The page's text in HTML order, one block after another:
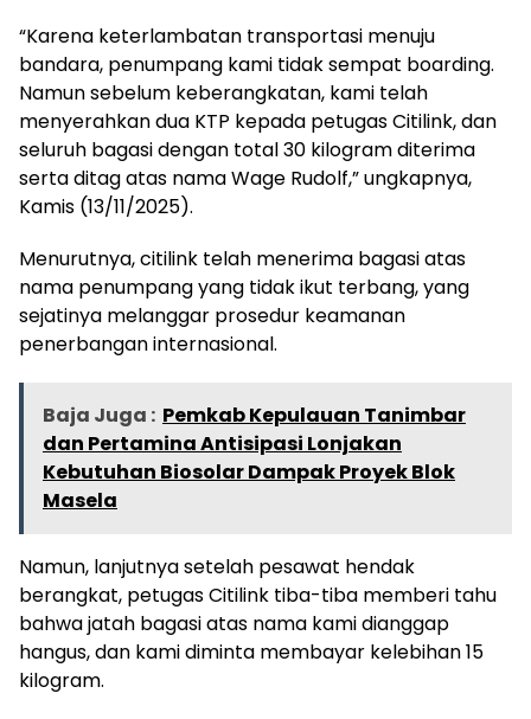
“Karena keterlambatan transportasi menuju
bandara, penumpang kami tidak sempat boarding.
Namun sebelum keberangkatan, kami telah
menyerahkan dua KTP kepada petugas Citilink, dan
seluruh bagasi dengan total 30 kilogram diterima
serta ditag atas nama Wage Rudolf,” ungkapnya,
Kamis (13/11/2025).
Menurutnya, citilink telah menerima bagasi atas
nama penumpang yang tidak ikut terbang, yang
sejatinya melanggar prosedur keamanan
penerbangan internasional.
Baja Juga : Pemkab Kepulauan Tanimbar
dan Pertamina Antisipasi Lonjakan
Kebutuhan Biosolar Dampak Proyek Blok
Masela
Namun, lanjutnya setelah pesawat hendak
berangkat, petugas Citilink tiba-tiba memberi tahu
bahwa jatah bagasi atas nama kami dianggap
hangus, dan kami diminta membayar kelebihan 15
kilogram.